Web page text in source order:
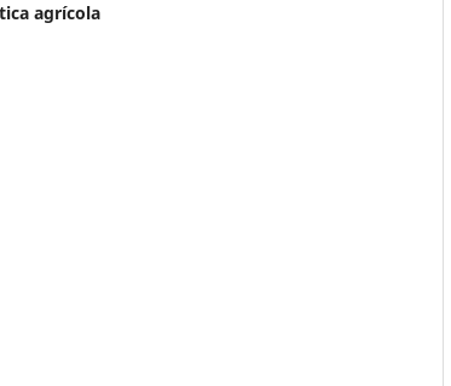
agrícola